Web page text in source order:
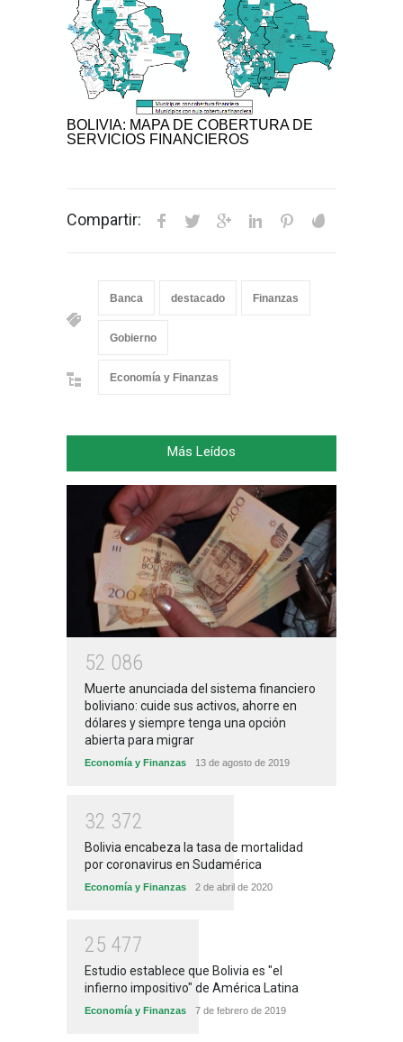
BOLIVIA: MAPA DE COBERTURA DE
SERVICIOS FINANCIEROS
Compartir:
Banca destacado Finanzas
Gobierno
Economía y Finanzas
Más Leídos
52 086
Muerte anunciada del sistema financiero
boliviano: cuide sus activos, ahorre en
dólares y siempre tenga una opción
abierta para migrar
Economía y Finanzas 13 de agosto de 2019
32 372
Bolivia encabeza la tasa de mortalidad
por coronavirus en Sudamérica
Economía y Finanzas 2 de abril de 2020
25 477
Estudio establece que Bolivia es "el
infierno impositivo" de América Latina
Economía y Finanzas 7 de febrero de 2019